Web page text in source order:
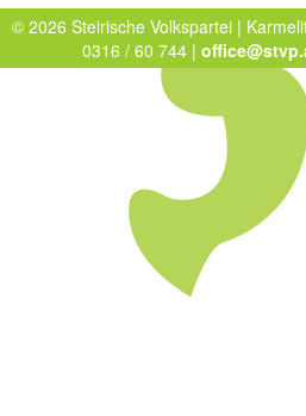
© 2026 Steirische Volkspartei |
0316 / 60 744 |